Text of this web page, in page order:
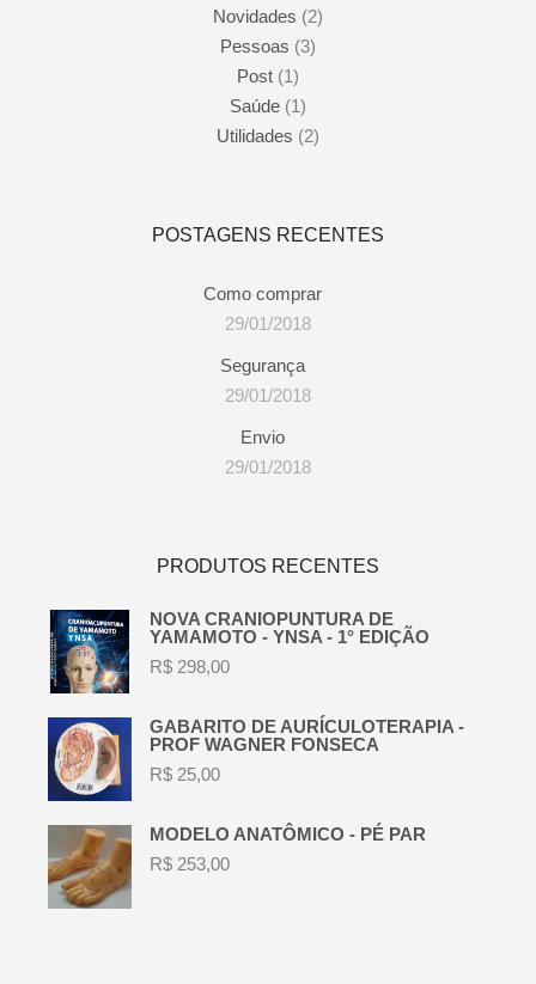
Novidades (2)
Pessoas (3)
Post (1)
Saúde (1)
Utilidades (2)
POSTAGENS RECENTES
Como comprar
29/01/2018
Segurança
29/01/2018
Envio
29/01/2018
PRODUTOS RECENTES
NOVA CRANIOPUNTURA DE
YAMAMOTO - YNSA - 1° EDIÇÃO
R$ 298,00
GABARITO DE AURÍCULOTERAPIA -
PROF WAGNER FONSECA
R$ 25,00
MODELO ANATÔMICO - PÉ PAR
R$ 253,00